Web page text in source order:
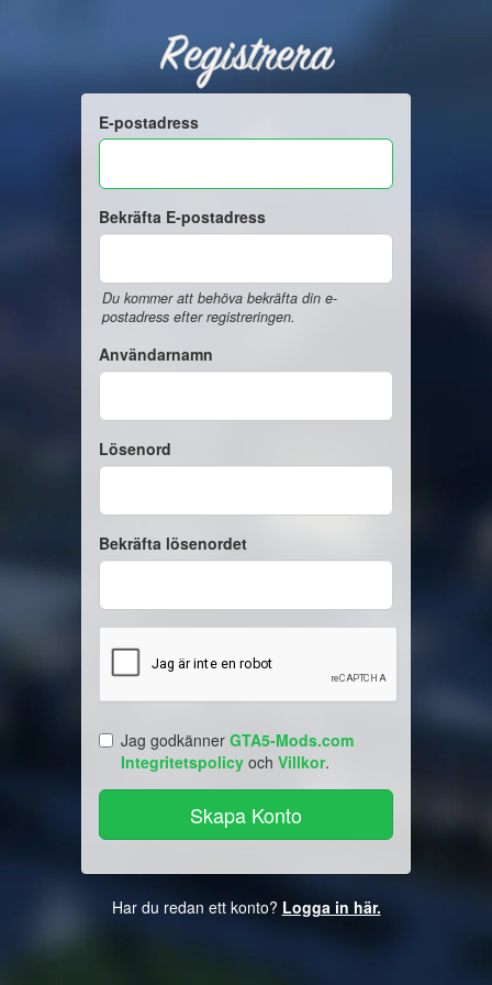
Registrera
E-postadress
Bekräfta E-postadress
Du kommer att behöva bekräfta din e-
postadress efter registreringen.
Användarnamn
Lösenord
Bekräfta lösenordet
Jag godkänner GTA5-Mods.com
Integritetspolicy och Villkor.
Har du redan ett konto? Logga in här.